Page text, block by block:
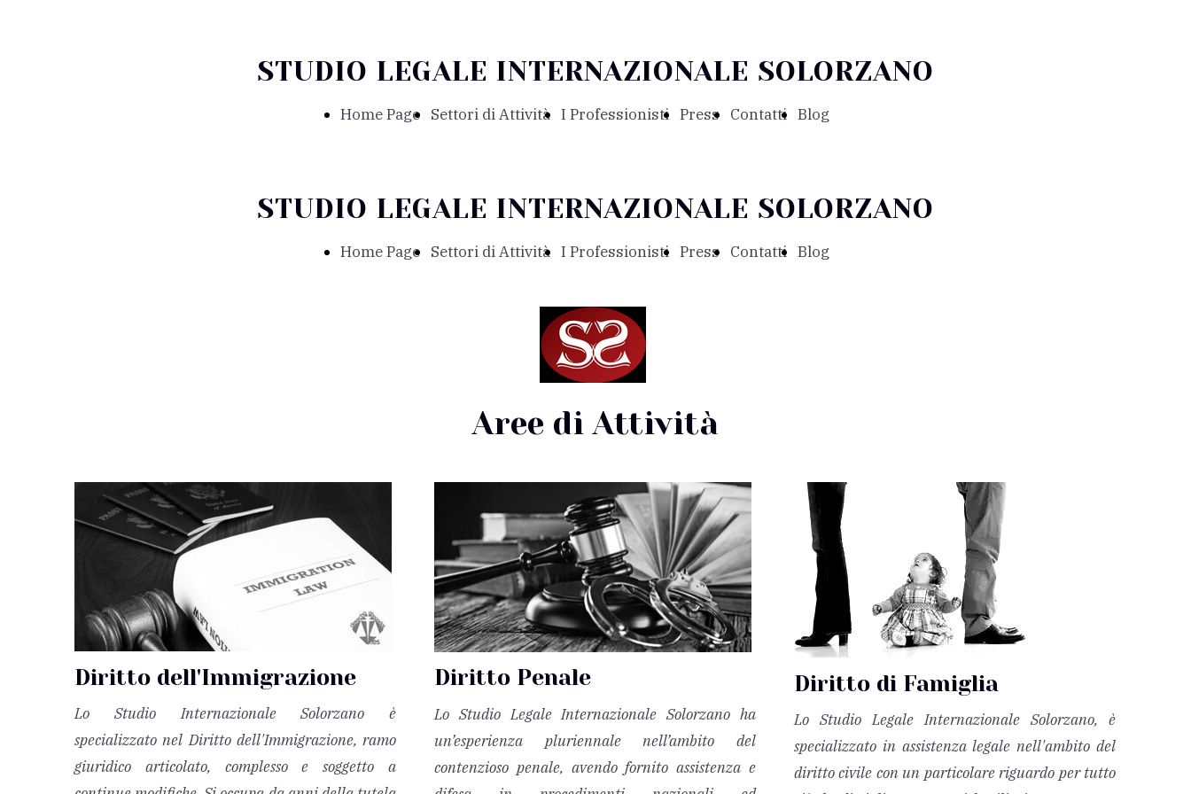
STUDIO LEGALE INTERNAZIONALE SOLORZANO
Home Page Settori di Attività I Professionisti Press Contatti Blog
STUDIO LEGALE INTERNAZIONALE SOLORZANO
Home Page Settori di Attività I Professionisti Press Contatti Blog
Aree di Attività
Diritto dell'Immigrazione Diritto Penale Diritto di Famiglia
Lo Studio Internazionale Solorzano è
specializzato nel Diritto dell'Immigrazione, ramo
giuridico articolato, complesso e soggetto a
Lo Studio Legale Internazionale Solorzano ha
un’esperienza pluriennale nell’ambito del
contenzioso penale, avendo fornito assistenza e
Lo Studio Legale Internazionale Solorzano, è
specializzato in assistenza legale nell'ambito del
diritto civile con un particolare riguardo per tutto